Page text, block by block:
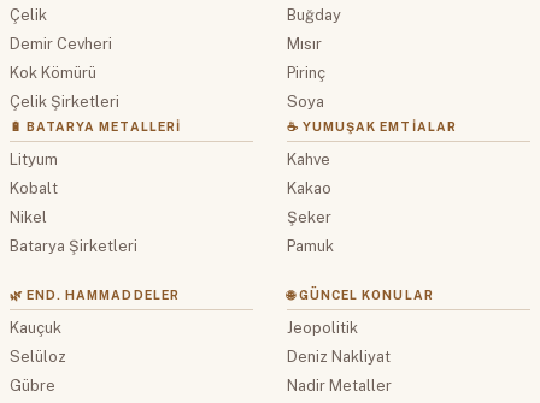
Çelik
Demir Cevheri
Kok Kömürü
Çelik Şirketleri
🔋 BATARYA METALLERI
Lityum
Kobalt
Nikel
Batarya Şirketleri
Buğday
Mısır
Pirinç
Soya
☕ YUMUŞAK EMTIALAR
Kahve
Kakao
Şeker
Pamuk
🌿 END. HAMMADDELER
Kauçuk
Selüloz
Gübre
🌐 GÜNCEL KONULAR
Jeopolitik
Deniz Nakliyat
Nadir Metaller